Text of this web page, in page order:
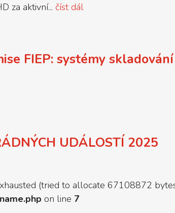
za aktivní... číst dál
FIEP: systémy
UDÁLOSTÍ 2025
(tried to allocate 67108872
on line 7